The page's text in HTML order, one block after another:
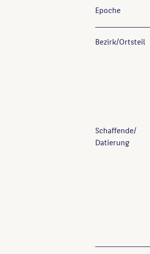
Epoche
Bezirk/Ortsteil
Schaffende/
Datierung